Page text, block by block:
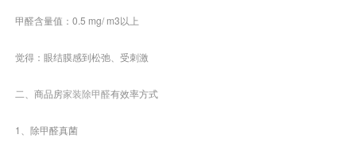
甲醛含量值：0.5 mg/ m3以上
觉得：眼结膜感到松弛、受刺激
二、商品房家装除甲醛有效率方式
1、除甲醛真菌